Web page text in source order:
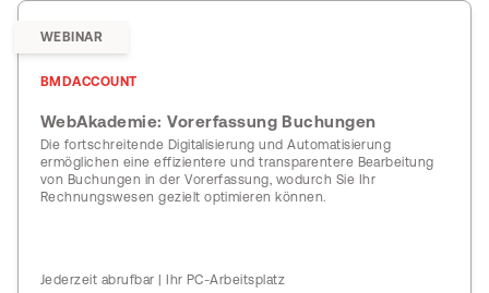
WEBINAR
BMDACCOUNT
WebAkademie: Vorerfassung Buchungen
Die fortschreitende Digitalisierung und Automatisierung
ermöglichen eine effizientere und transparentere Bearbeitung
von Buchungen in der Vorerfassung, wodurch Sie Ihr
Rechnungswesen gezielt optimieren können.
Jederzeit abrufbar | Ihr PC-Arbeitsplatz